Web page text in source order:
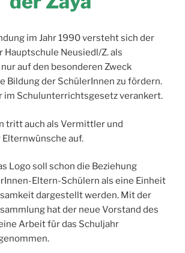
im Jahr 1990 versteht sich der
Hauptschule Neusiedl/Z. als
auf den besonderen Zweck
Bildung der SchülerInnen zu fördern.
im Schulunterrichtsgesetz verankert.
tritt auch als Vermittler und
auf.
Logo soll schon die Beziehung
Eltern-Schülern als eine Einheit
dargestellt werden. Mit der
hat der neue Vorstand des
Arbeit für das Schuljahr